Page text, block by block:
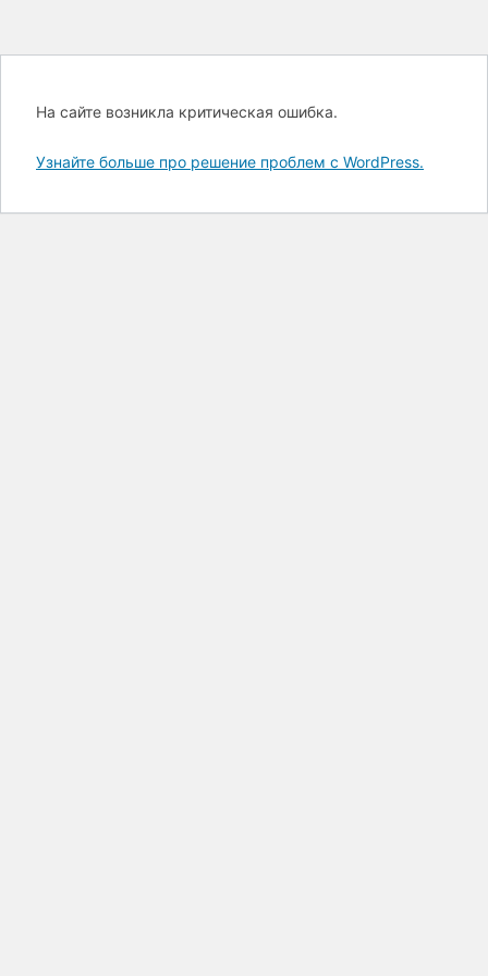
На сайте возникла критическая ошибка.
Узнайте больше про решение проблем с WordPress.